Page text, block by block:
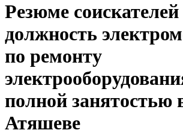
Резюме
должность
по ремонту
полной занятостью
Атяшеве